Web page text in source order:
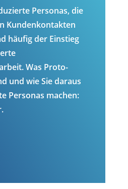
Personas, die
Kundenkontakten
häufig der Einstieg
Was Proto-
und wie Sie daraus
Personas machen: